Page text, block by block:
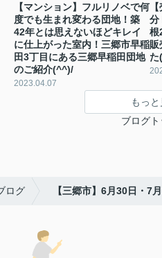
【マンション】フルリノベで何
度でも生まれ変わる団地！築
42年とは思えないほどキレイ
に仕上がった室内！三郷市早稲
田3丁目にある三郷早稲田団地
のご紹介(^^)/
2023.04.07
分
根
もっと
ブログ
ログ 【三郷市】6月30日・